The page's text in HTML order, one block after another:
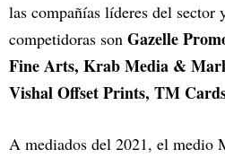
las compañías líderes del sector
competidoras son Gazelle
Fine Arts, Krab Media &
Vishal Offset Prints, TM
A mediados del 2021, el medio